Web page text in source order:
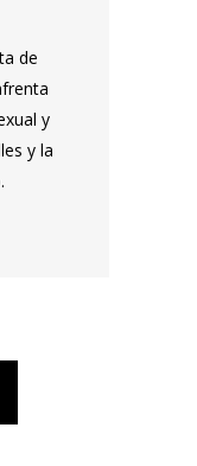
de
y
y la